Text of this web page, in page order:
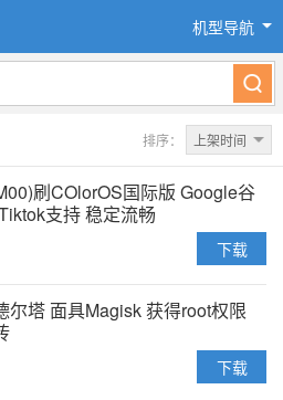
机型导航
排序： 上架时间
刷COlorOS国际版 Google谷
支持 稳定流畅
下载
尔塔 面具Magisk 获得root权限
下载